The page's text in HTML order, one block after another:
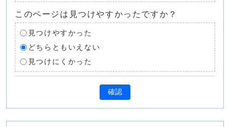
このページは見つけやすかったですか？
見つけやすかった
どちらともいえない
見つけにくかった
確認